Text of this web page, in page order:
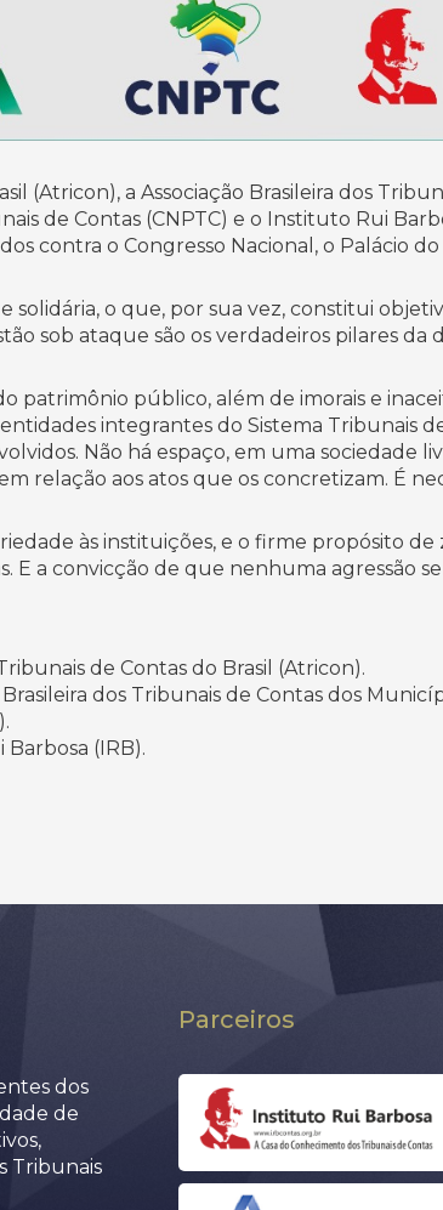
(Atricon), a Associação Brasileira dos
de Contas (CNPTC) e o Instituto Rui
contra o Congresso Nacional, o Palácio
solidária, o que, por sua vez, constitui
sob ataque são os verdadeiros pilares da
patrimônio público, além de imorais e
integrantes do Sistema Tribunais
Não há espaço, em uma sociedade
relação aos atos que os concretizam. É
às instituições, e o firme propósito
a convicção de que nenhuma agressão
de Contas do Brasil (Atricon).
dos Tribunais de Contas dos
(IRB).
dos
de
Tribunais
Parceiros